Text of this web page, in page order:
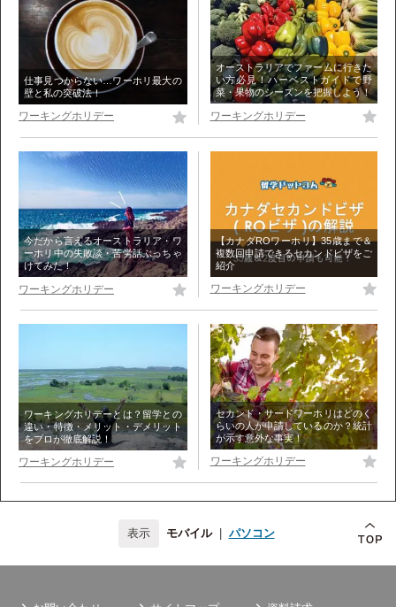
仕事見つからない…ワーホリ最大の
壁と私の突破法！
ワーキングホリデー
オーストラリアでファームに行きた
い方必見！ハーベストガイドで野
菜・果物のシーズンを把握しよう！
ワーキングホリデー
今だから言えるオーストラリア・ワ
ーホリ中の失敗談・苦労話ぶっちゃ
けてみた！
ワーキングホリデー
【カナダROワーホリ】35歳まで＆
複数回申請できるセカンドビザをご
紹介
ワーキングホリデー
ワーキングホリデーとは？留学との
違い・特徴・メリット・デメリット
をプロが徹底解説！
ワーキングホリデー
セカンド・サードワーホリはどのく
らいの人が申請しているのか？統計
が示す意外な事実！
ワーキングホリデー
モバイル パソコン